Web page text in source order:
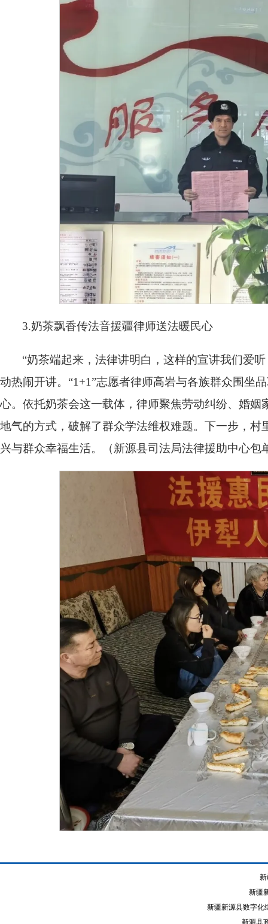
3.奶茶飘香传法音援疆律师送法暖民心
“奶茶端起来，法律讲明白，这样的宣讲我们爱
动热闹开讲。“1+1”志愿者律师高岩与各族群众围坐
心。依托奶茶会这一载体，律师聚焦劳动纠纷、婚姻
地气的方式，破解了群众学法维权难题。下一步，
兴与群众幸福生活。（新源县司法局法律援助中心包
新疆
新疆新源县数字化
新源县